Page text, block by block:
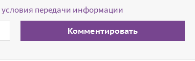
условия передачи информации
Комментировать